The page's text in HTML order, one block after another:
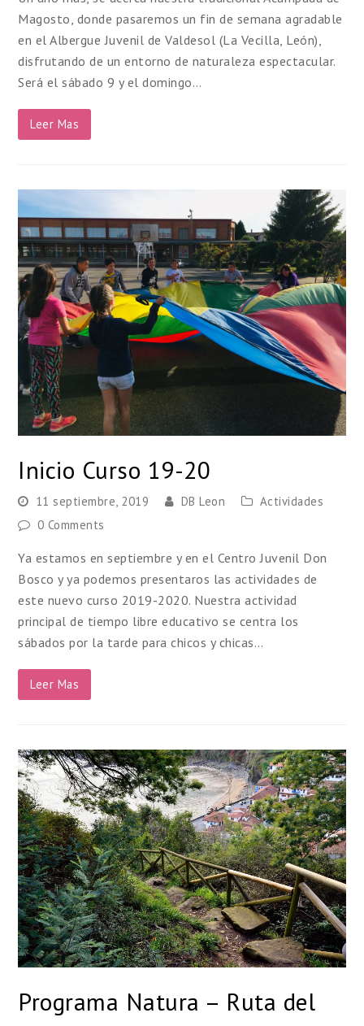
Magosto, donde pasaremos un fin de semana agradable
en el Albergue Juvenil de Valdesol (La Vecilla, León),
disfrutando de un entorno de naturaleza espectacular.
Será el sábado 9 y el domingo…
Leer Mas
Inicio Curso 19-20
11 septiembre, 2019 DB Leon
Actividades
0 Comments
Ya estamos en septiembre y en el Centro Juvenil Don
Bosco y ya podemos presentaros las actividades de
este nuevo curso 2019-2020. Nuestra actividad
principal de tiempo libre educativo se centra los
sábados por la tarde para chicos y chicas…
Leer Mas
Programa Natura – Ruta del